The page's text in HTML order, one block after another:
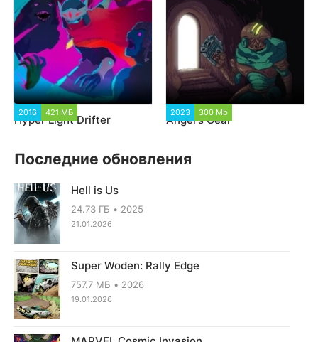
2016 421 МБ
Hyper Light Drifter
2023 300 Mb
Angel's Gear
Последние обновления
Hell is Us
24.73 ГБ 2025
21.01.2026
Super Woden: Rally Edge
757.7 МБ 2026
19.01.2026